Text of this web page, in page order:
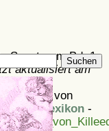
Suchen
Sanctorum Bd. 1
aktualisiert am
Ita von
-